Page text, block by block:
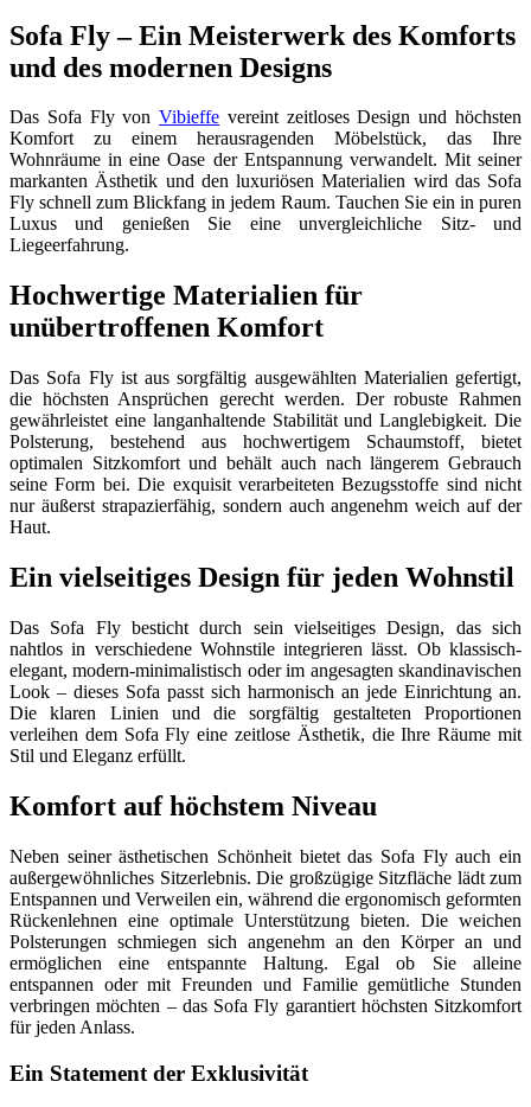
Sofa Fly – Ein Meisterwerk des Komforts
und des modernen Designs
Das Sofa Fly vonVibieffe vereint zeitloses Design und höchsten
Komfort zu einem herausragenden Möbelstück, das Ihre
Wohnräume in eine Oase der Entspannung verwandelt. Mit seiner
markanten Ästhetik und den luxuriösen Materialien wird das Sofa
Fly schnell zum Blickfang in jedem Raum. Tauchen Sie ein in puren
Luxus und genießen Sie eine unvergleichliche Sitz- und
Liegeerfahrung.
Hochwertige Materialien für
unübertroffenen Komfort
Das Sofa Fly ist aus sorgfältig ausgewählten Materialien gefertigt,
die höchsten Ansprüchen gerecht werden. Der robuste Rahmen
gewährleistet eine langanhaltende Stabilität und Langlebigkeit. Die
Polsterung, bestehend aus hochwertigem Schaumstoff, bietet
optimalen Sitzkomfort und behält auch nach längerem Gebrauch
seine Form bei. Die exquisit verarbeiteten Bezugsstoffe sind nicht
nur äußerst strapazierfähig, sondern auch angenehm weich auf der
Haut.
Ein vielseitiges Design für jeden Wohnstil
Das Sofa Fly besticht durch sein vielseitiges Design, das sich
nahtlos in verschiedene Wohnstile integrieren lässt. Ob klassisch-
elegant, modern-minimalistisch oder im angesagten skandinavischen
Look – dieses Sofa passt sich harmonisch an jede Einrichtung an.
Die klaren Linien und die sorgfältig gestalteten Proportionen
verleihen dem Sofa Fly eine zeitlose Ästhetik, die Ihre Räume mit
Stil und Eleganz erfüllt.
Komfort auf höchstem Niveau
Neben seiner ästhetischen Schönheit bietet das Sofa Fly auch ein
außergewöhnliches Sitzerlebnis. Die großzügige Sitzfläche lädt zum
Entspannen und Verweilen ein, während die ergonomisch geformten
Rückenlehnen eine optimale Unterstützung bieten. Die weichen
Polsterungen schmiegen sich angenehm an den Körper an und
ermöglichen eine entspannte Haltung. Egal ob Sie alleine
entspannen oder mit Freunden und Familie gemütliche Stunden
verbringen möchten – das Sofa Fly garantiert höchsten Sitzkomfort
für jeden Anlass.
Ein Statement der Exklusivität